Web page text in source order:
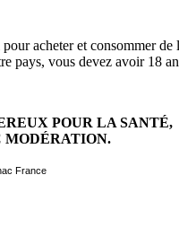
acheter et consommer de
pays, vous devez avoir 18
POUR LA SANTÉ,
MODÉRATION.
France